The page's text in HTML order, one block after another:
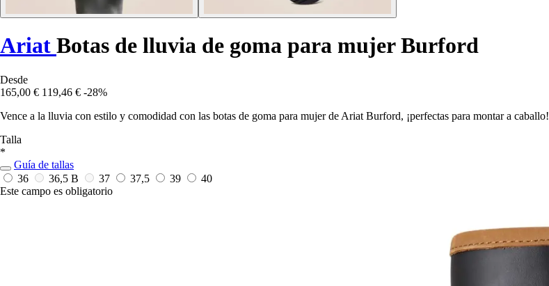
Ariat Botas de lluvia de goma para mujer Burford
Desde
165,00 € 119,46 € -28%
Vence a la lluvia con estilo y comodidad con las botas de goma para mujer de Ariat Burford, ¡perfectas para montar a caballo!
Talla
*
Guía de tallas
36
36,5 B 37 37,5 39
40
Este campo es obligatorio